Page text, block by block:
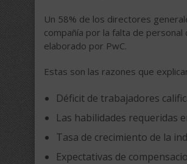
Un 58% de los directores
compañía por la falta de personal
elaborado por PwC.
Estas son las razones que
Déficit de trabajadores
Las habilidades requeridas
Tasa de crecimiento de la
Expectativas de